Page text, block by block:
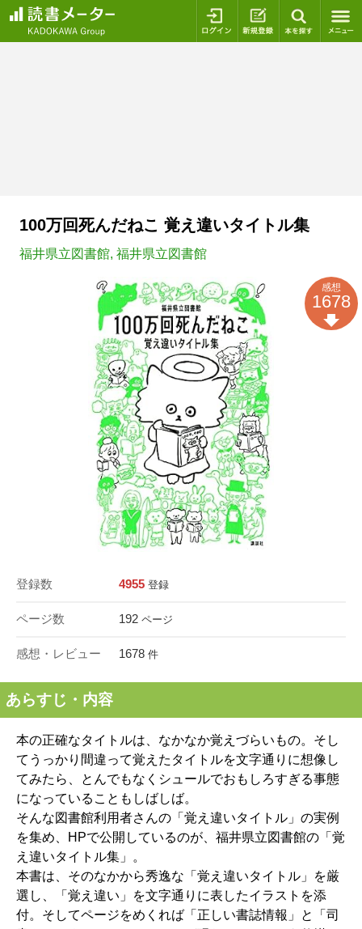
ログイン 新規登録
100万回死んだねこ 覚え違いタイトル集
福井県立図書館, 福井県立図書館
登録数 4955 登録
ページ数 192 ページ
感想・レビュー 1678 件
感想
1678
あらすじ・内容
本の正確なタイトルは、なかなか覚えづらいもの。そし
てうっかり間違って覚えたタイトルを文字通りに想像し
てみたら、とんでもなくシュールでおもしろすぎる事態
になっていることもしばしば。
そんな図書館利用者さんの「覚え違いタイトル」の実例
を集め、HPで公開しているのが、福井県立図書館の「覚
え違いタイトル集」。
本書は、そのなかから秀逸な「覚え違いタイトル」を厳
選し、「覚え違い」を文字通りに表したイラストを添
付。そしてページをめくれば「正しい書誌情報」と「司